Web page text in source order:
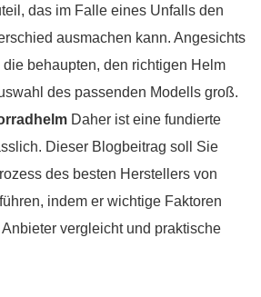
das im Falle eines Unfalls den
ausmachen kann. Angesichts
behaupten, den richtigen Helm
des passenden Modells groß.
Daher ist eine fundierte
Dieser Blogbeitrag soll Sie
des besten Herstellers von
indem er wichtige Faktoren
vergleicht und praktische